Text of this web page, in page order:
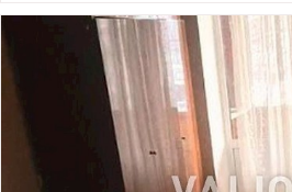
укомплектована всей необходимой
Закрытая территория, охрана,
у.о. Анна 0974319290 valion.ua/1145251